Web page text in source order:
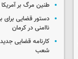
طنین مرگ بر
دستور قضایی برای
ناامنی در کرمان
کارنامه قضایی
شعب